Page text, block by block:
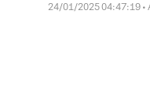
24/01/2025 04:47:19 •